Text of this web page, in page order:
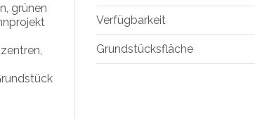
grünen
Verfügbarkeit
Grundstücksfläche